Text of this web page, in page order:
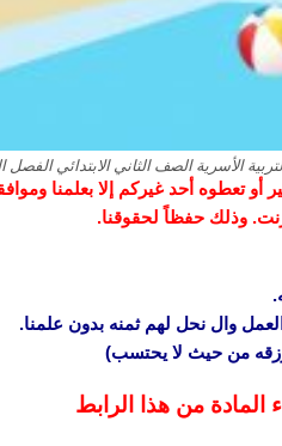
الصف الثاني الابتدائي الفصل
أو تعطوه أحد غيركم إلا بعلمنا
وذلك حفظاً لحقوقنا.
وال نحل لهم ثمنه بدون علمنا.
من حيث لا يحتسب)
المادة من هذا الرابط